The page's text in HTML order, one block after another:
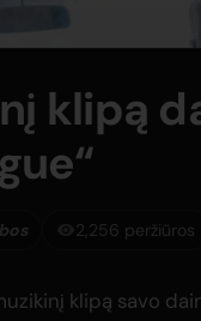
klipą
2,256 peržiūros
klipą savo